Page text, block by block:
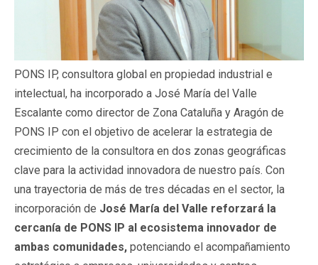
PONS IP, consultora global en propiedad industrial e
intelectual, ha incorporado a José María del Valle
Escalante como director de Zona Cataluña y Aragón de
PONS IP con el objetivo de acelerar la estrategia de
crecimiento de la consultora en dos zonas geográficas
clave para la actividad innovadora de nuestro país. Con
una trayectoria de más de tres décadas en el sector, la
incorporación de José María del Valle reforzará la
cercanía de PONS IP al ecosistema innovador de
ambas comunidades, potenciando el acompañamiento